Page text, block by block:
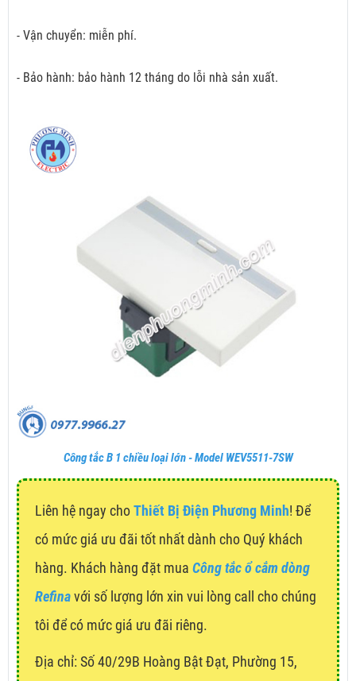
- Vận chuyển: miễn phí.
- Bảo hành: bảo hành 12 tháng do lỗi nhà sản xuất.
Công tắc B 1 chiều loại lớn - Model WEV5511-7SW
Liên hệ ngay choThiết Bị Điện Phương Minh! Để
có mức giá ưu đãi tốt nhất dành cho Quý khách
hàng. Khách hàng đặt mua Công tắc ổ cắm dòng
Refinavới số lượng lớn xin vui lòng call cho chúng
tôi để có mức giá ưu đãi riêng.
Địa chỉ: Số 40/29B Hoàng Bật Đạt, Phường 15,